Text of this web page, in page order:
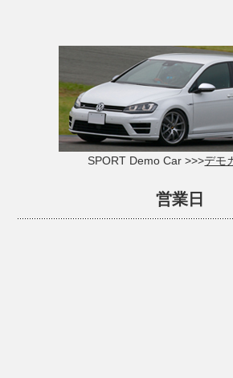
SPORT Demo Car >>>デモ
営業日